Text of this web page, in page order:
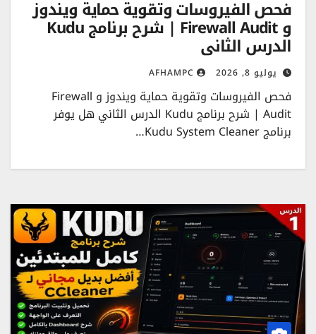
فحص الفيروسات وتقوية حماية ويندوز
و Firewall Audit | شرح برنامج Kudu
الدرس الثاني
يوليو 8, 2026 AFHAMPC
فحص الفيروسات وتقوية حماية ويندوز و Firewall
Audit | شرح برنامج Kudu الدرس الثاني هل يوفر
برنامج Kudu System Cleaner…